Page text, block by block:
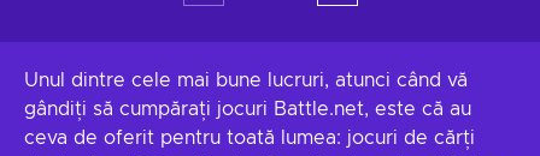
Unul dintre cele mai bune lucruri, atunci când vă
gândiți să cumpărați jocuri Battle.net, este că au
ceva de oferit pentru toată lumea: jocuri de cărți